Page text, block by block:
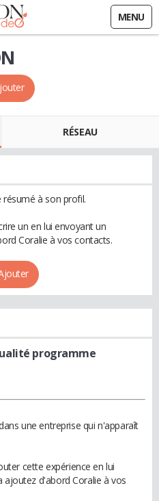
MENU
RÉSEAU
à son profil.
un en lui envoyant un
Coralie à vos contacts.
programme
une entreprise qui n'apparaît
cette expérience en lui
ajoutez d'abord Coralie à vos